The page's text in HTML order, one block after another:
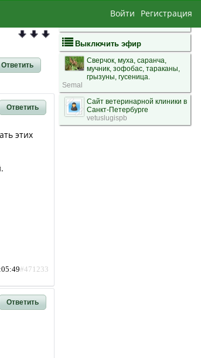
Ответить
Ответить
этих
#471233
Ответить
Выключить эфир
Сверчок, муха, саранча,
мучник, зофобас, тараканы,
грызуны, гусеница.
Semal
Сайт ветеринарной клиники в
Санкт-Петербурге
vetuslugispb
Войти Регистрация